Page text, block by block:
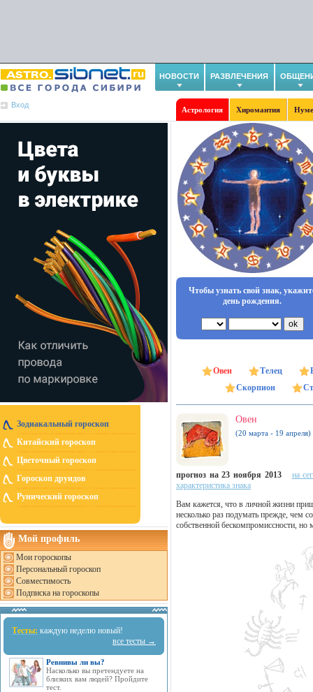
НОВОСТИ РАЗВЛЕЧЕНИЯ
Вход
Астрология Хиромантия
Зодиакальный гороскоп
Китайский гороскоп
Цветочный гороскоп
Гороскоп друидов
Рунический гороскоп
Мой профиль
Мои гороскопы
Персональный гороскоп
Совместимость
Подписка на гороскопы
Тесты: каждую неделю новый!
все тесты →
Ревнивы ли вы?
Насколько вы претендуете на
близких вам людей? Пройдите
тест.
Чтобы узнать свой знак,
день рождения.
Овен Телец
Скорпион
Овен
(20 марта - 19 апреля)
прогноз на 23 ноября 2013
на
характеристика знака
Вам кажется, что в личной жизни
несколько раз подумать прежде, чем
собственной бескомпромиссности, но